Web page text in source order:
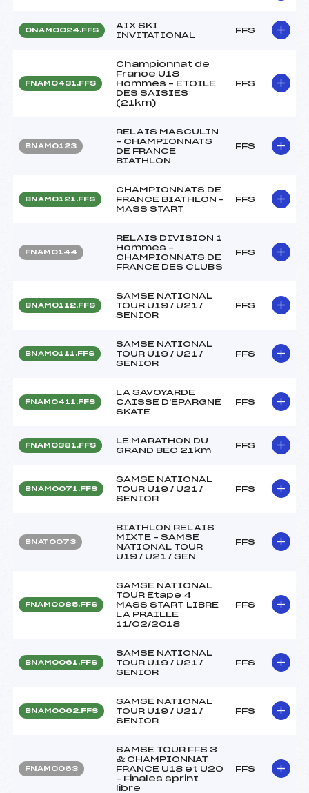
ONAM0024.FFS
AIX SKI
INVITATIONAL
FFS
FNAM0431.FFS
Championnat de
France U18
Hommes – ETOILE
DES SAISIES
(21km)
FFS
BNAM0123
RELAIS MASCULIN
– CHAMPIONNATS
DE FRANCE
BIATHLON
FFS
BNAM0121.FFS
CHAMPIONNATS DE
FRANCE BIATHLON –
MASS START
FFS
FNAM0144
RELAIS DIVISION 1
Hommes –
CHAMPIONNATS DE
FRANCE DES CLUBS
FFS
BNAM0112.FFS
SAMSE NATIONAL
TOUR U19 / U21 /
SENIOR
FFS
BNAM0111.FFS
SAMSE NATIONAL
TOUR U19 / U21 /
SENIOR
FFS
FNAM0411.FFS
LA SAVOYARDE
CAISSE D'EPARGNE
SKATE
FFS
FNAM0381.FFS
LE MARATHON DU
GRAND BEC 21km
FFS
BNAM0071.FFS
SAMSE NATIONAL
TOUR U19 / U21 /
SENIOR
FFS
BNAT0073
BIATHLON RELAIS
MIXTE – SAMSE
NATIONAL TOUR
U19 / U21 / SEN
FFS
FNAM0085.FFS
SAMSE NATIONAL
TOUR Etape 4
MASS START LIBRE
LA PRAILLE
11/02/2018
FFS
BNAM0061.FFS
SAMSE NATIONAL
TOUR U19 / U21 /
SENIOR
FFS
BNAM0062.FFS
SAMSE NATIONAL
TOUR U19 / U21 /
SENIOR
FFS
FNAM0063
SAMSE TOUR FFS 3
& CHAMPIONNAT
FRANCE U18 et U20
– Finales sprint
libre
FFS